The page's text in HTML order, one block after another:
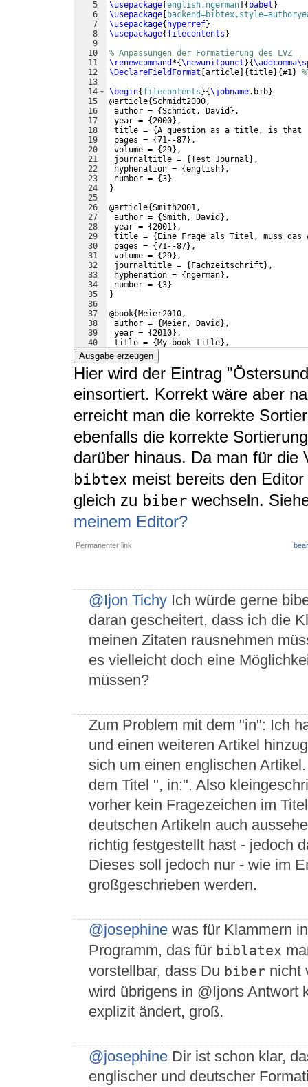
5
6
7
8
9
10
11
12
13
14
15
16
17
18
19
20
21
22
23
24
25
26
27
28
29
30
31
32
33
34
35
36
37
38
39
40
41
\usepackage english,ngerman { babel }
\usepackage
\usepackage{ hyperref}
\usepackage{ filecontents }
% Anpassungen der Formatierung des LVZ
\renewcommand *{\newunitpunct }{
\DeclareFieldFormat article {title}{#1}
\begin{ filecontents }{\jobname.bib}
@article{Schmidt2000,
author = {Schmidt, David } ,
year = {2000} ,
title = {A question as a title, is that
pages = {71--87} ,
volume = {29} ,
journaltitle = {Test Journal } ,
hyphenation = {english} ,
number = {3}
}
@article{Smith2001,
author = {Smith, David } ,
year = {2001} ,
title = { Eine Frage als Titel, muss
pages = {71--87} ,
volume = {29} ,
journaltitle = { Fachzeitschrift } ,
hyphenation = { ngerman} ,
number = {3}
}
@book{ Meier2010,
author = { Meier, David } ,
year = {2010} ,
title = { My book title} ,
publisher =
Ausgabe erzeugen
Hier wird der Eintrag
einsortiert. Korrekt wäre aber
erreicht man die korrekte
ebenfalls die korrekte
darüber hinaus. Da man für die
bibtex meist bereits den
gleich zu biber wechseln.
meinem Editor?
Permanenter link
@Ijon Tichy Ich würde gerne
daran gescheitert, dass ich die
meinen Zitaten rausnehmen
es vielleicht doch eine
müssen?
Zum Problem mit dem "in": Ich
und einen weiteren Artikel
sich um einen englischen
dem Titel ", in:". Also
vorher kein Fragezeichen im
deutschen Artikeln auch
richtig festgestellt hast - jedoch
Dieses soll jedoch nur - wie im
großgeschrieben werden.
@josephine was für Klammern
Programm, das für biblatex
vorstellbar, dass Du biber nicht
wird übrigens in @Ijons Antwort
explizit ändert, groß.
@josephine Dir ist schon klar,
englischer und deutscher